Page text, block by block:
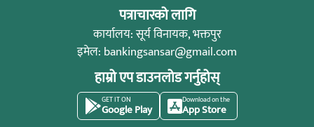
पत्राचारको लागि
कार्यालय: सूर्य विनायक, भक्तपुर
इमेल: bankingsansar@gmail.com
हाम्रो एप डाउनलोड गर्नुहोस्
GET IT ON
Google Play
Download on the
App Store